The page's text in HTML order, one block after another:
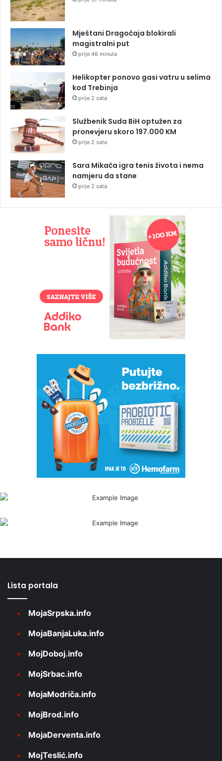
Mještani Dragočaja blokirali
magistralni put
prije 46 minuta
Helikopter ponovo gasi vatru u selima
kod Trebinja
prije 2 sata
Službenik Suda BiH optužen za
pronevjeru skoro 197.000 KM
prije 2 sata
Sara Mikača igra tenis života i nema
namjeru da stane
prije 2 sata
Lista portala
MojaSrpska.info
MojaBanjaLuka.info
MojDoboj.info
MojSrbac.info
MojaModriča.info
MojBrod.info
MojaDerventa.info
MojTeslić.info